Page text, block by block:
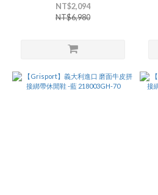
NT$2,094
NT$6,980